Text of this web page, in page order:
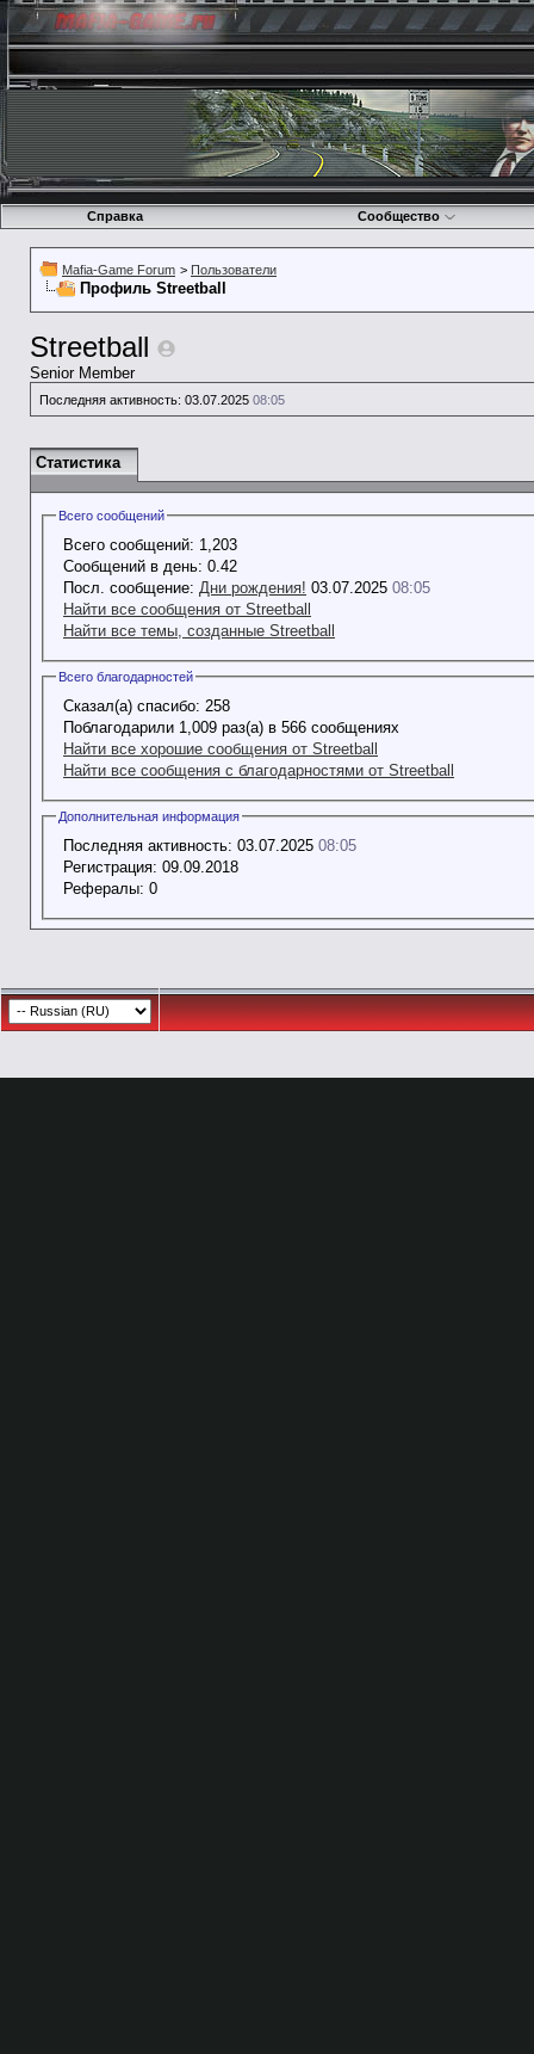
Справка Сообщество
Mafia-Game Forum > Пользователи
Профиль Streetball
Streetball
Senior Member
Последняя активность: 03.07.2025 08:05
Статистика
Всего сообщений
Всего сообщений: 1,203
Сообщений в день: 0.42
Посл. сообщение: Дни рождения! 03.07.2025 08:05
Найти все сообщения от Streetball
Найти все темы, созданные Streetball
Всего благодарностей
Сказал(а) спасибо: 258
Поблагодарили 1,009 раз(а) в 566 сообщениях
Найти все хорошие сообщения от Streetball
Найти все сообщения с благодарностями от Streetball
Дополнительная информация
Последняя активность: 03.07.2025 08:05
Регистрация: 09.09.2018
Рефералы: 0